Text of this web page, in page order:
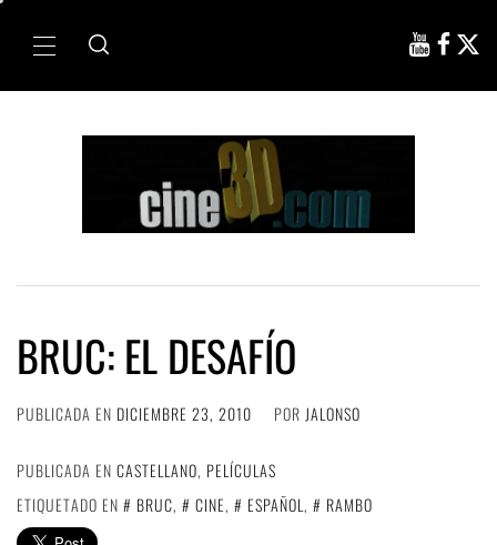
Menú
BRUC: EL DESAFÍO
PUBLICADA EN DICIEMBRE 23, 2010 POR JALONSO
PUBLICADA EN CASTELLANO, PELÍCULAS
ETIQUETADO EN
BRUC, CINE, ESPAÑOL, RAMBO